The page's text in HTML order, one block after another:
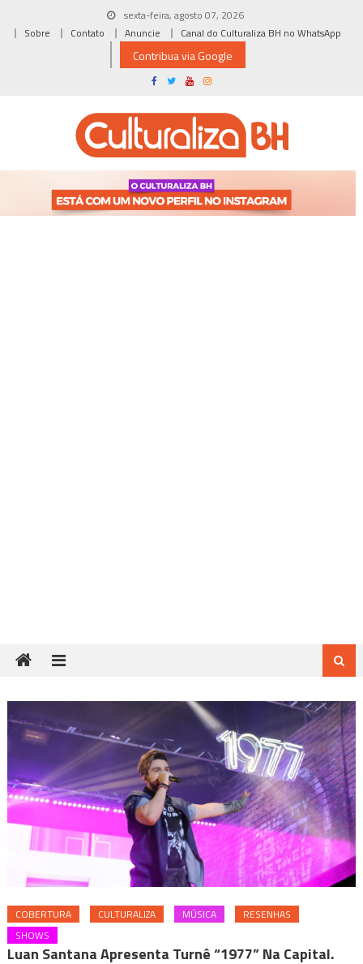
sexta-feira, agosto 07, 2026
Sobre
Contato Anuncie Canal do Culturaliza BH no WhatsApp
Contribua via Google
COBERTURA CULTURALIZA MÚSICA
RESENHAS
SHOWS
Luan Santana Apresenta Turnê “1977” Na Capital.